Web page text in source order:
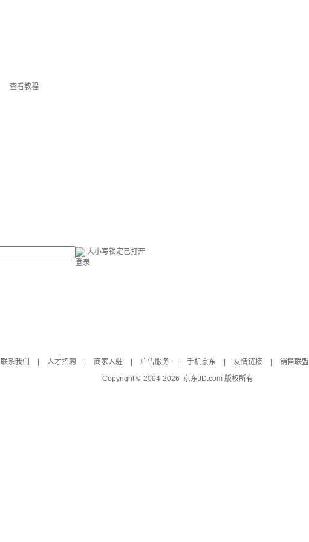
查看教程
大小写锁定已打开
登录
联系我们 人才招聘 商家入驻 广告服务 手机京东 友情链接 销售联盟
Copyright © 2004-2026 京东JD.com 版权所有